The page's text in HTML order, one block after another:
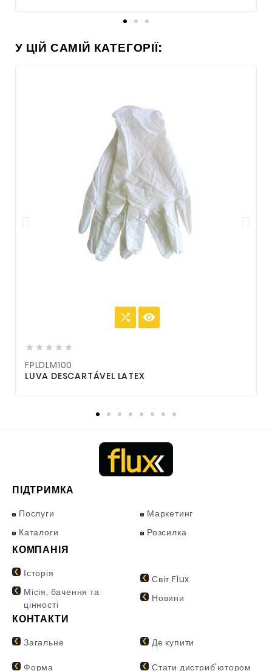
У ЦІЙ САМІЙ КАТЕГОРІЇ:
 
    
FPLDLM100
LUVA DESCARTÁVEL LATEX
ПІДТРИМКА
Послуги
Каталоги
Маркетинг
Розсилка
КОМПАНІЯ
Історія
Місія, бачення та
цінності
Світ Flux
Новини
КОНТАКТИ
Загальне
Форма
Де купити
Стати дистриб'ютором